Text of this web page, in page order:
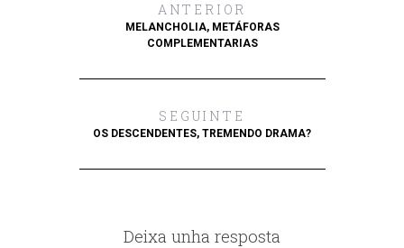
ANTERIOR
MELANCHOLIA, METÁFORAS
COMPLEMENTARIAS
SEGUINTE
OS DESCENDENTES, TREMENDO DRAMA?
Deixa unha resposta